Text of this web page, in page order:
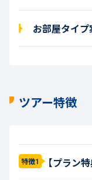
お部屋タイプ
ツアー特徴
特徴1 【プラン